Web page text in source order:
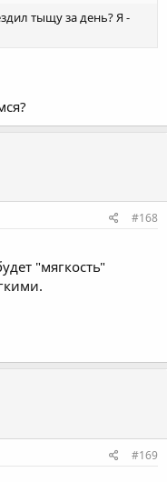
тыщу за день? Я -
#168
"мягкость"
#169